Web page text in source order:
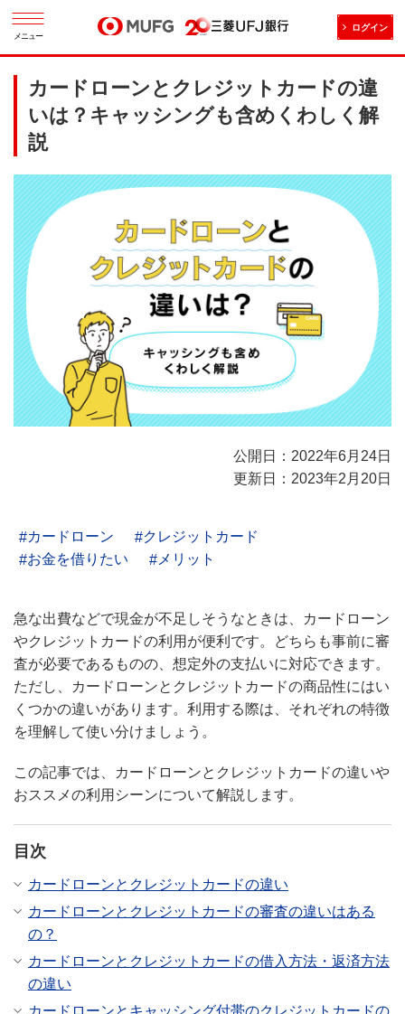
メニュー
ログイン
カードローンとクレジットカードの違
いは？キャッシングも含めくわしく解
説
公開日：2022年6月24日
更新日：2023年2月20日
カードローン
クレジットカード
お金を借りたい
メリット
急な出費などで現金が不足しそうなときは、カードローン
やクレジットカードの利用が便利です。どちらも事前に審
査が必要であるものの、想定外の支払いに対応できます。
ただし、カードローンとクレジットカードの商品性にはい
くつかの違いがあります。利用する際は、それぞれの特徴
を理解して使い分けましょう。
この記事では、カードローンとクレジットカードの違いや
おススメの利用シーンについて解説します。
目次
カードローンとクレジットカードの違い
カードローンとクレジットカードの審査の違いはある
の？
カードローンとクレジットカードの借入方法・返済方法
の違い
カードローンとキャッシング付帯のクレジットカードの